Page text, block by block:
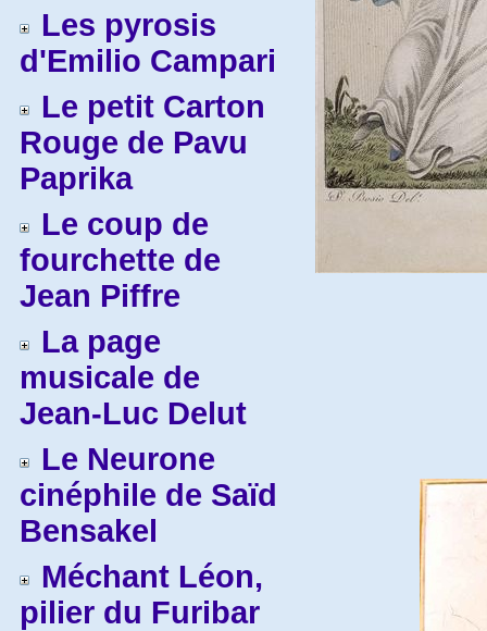
Les pyrosis
d'Emilio Campari
Le petit Carton
Rouge de Pavu
Paprika
Le coup de
fourchette de
Jean Piffre
La page
musicale de
Jean-Luc Delut
Le Neurone
cinéphile de Saïd
Bensakel
Méchant Léon,
pilier du Furibar